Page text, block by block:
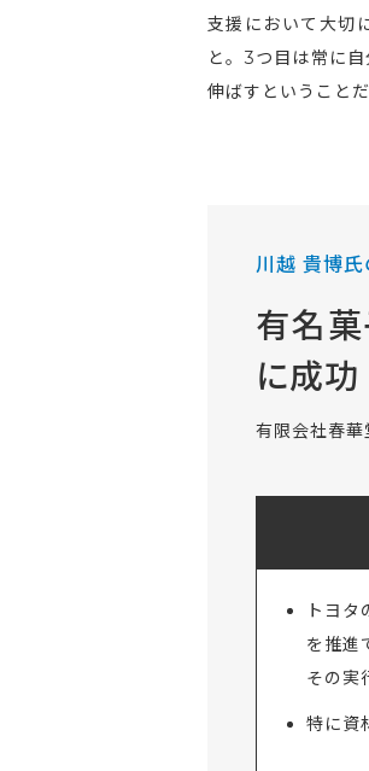
支援において大切
と。3つ目は常に
伸ばすということ
川越 貴博氏
有名
に成功
有限会社春華
トヨ
を推進
その実
特に資